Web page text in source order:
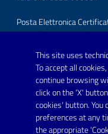
This site uses
To accept all
continue browsing
click on the 'X'
cookies' button. You
preferences at any
the appropriate
Posta Elettronica
URP - Ufficio Relazioni
FOLLOW US ON
Youtube